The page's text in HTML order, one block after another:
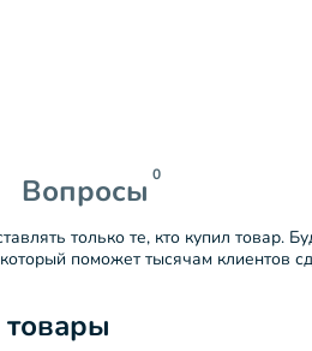
Вопросы 0
только те, кто купил товар.
поможет тысячам клиентов